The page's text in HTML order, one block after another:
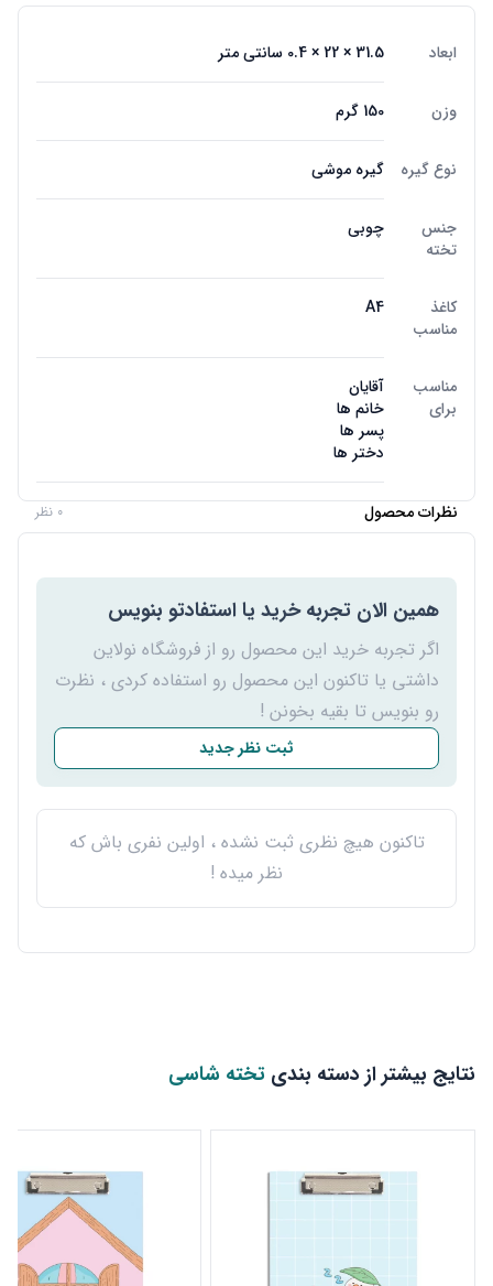
ابعاد 31.5 × 22 × 0.4 سانتی متر
وزن 150 گرم
نوع گیره گیره موشی
جنس
تخته
چوبی
کاغذ
مناسب
A4
مناسب
برای
آقایان
خانم ها
پسر ها
دختر ها
نظرات محصول 0 نظر
همین الان تجربه خرید یا استفادتو بنویس
اگر تجربه خرید این محصول رو از فروشگاه نولاین
داشتی یا تاکنون این محصول رو استفاده کردی ، نظرت
رو بنویس تا بقیه بخونن !
ثبت نظر جدید
تاکنون هیچ نظری ثبت نشده ، اولین نفری باش که
نظر میده !
نتایج بیشتر از دسته بندی تخته شاسی